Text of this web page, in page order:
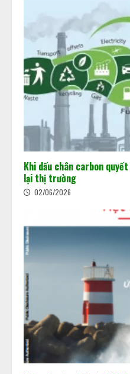
Khi dấu chân carbon
lại thị trường
02/06/2026